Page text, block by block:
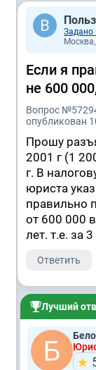
Задано
Если я
не 600
Вопрос
опубликован
Прошу
2001 г (1
г. В
юриста
правильно
от 600 000
лет. т.е. за
Ответить
Лучший